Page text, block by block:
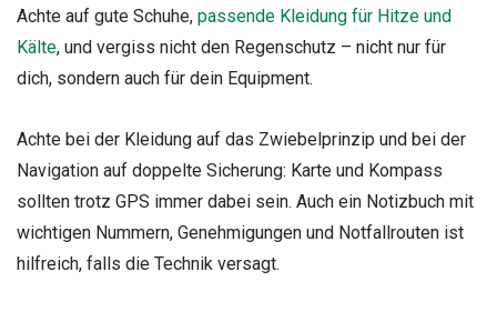
Achte auf gute Schuhe, passende Kleidung für Hitze und
Kälte, und vergiss nicht den Regenschutz – nicht nur für
dich, sondern auch für dein Equipment.
Achte bei der Kleidung auf das Zwiebelprinzip und bei der
Navigation auf doppelte Sicherung: Karte und Kompass
sollten trotz GPS immer dabei sein. Auch ein Notizbuch mit
wichtigen Nummern, Genehmigungen und Notfallrouten ist
hilfreich, falls die Technik versagt.